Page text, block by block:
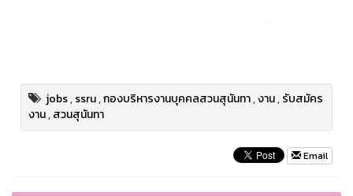
jobs,ssru,กองบริหารงานบุคคลสวนสุนันทา,งาน,รับสมัคร
งาน,สวนสุนันทา
Email